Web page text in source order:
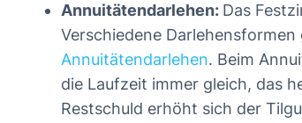
Annuitätendarlehen: Das
Verschiedene
Annuitätendarlehen. Beim
die Laufzeit immer gleich, das
Restschuld erhöht sich der